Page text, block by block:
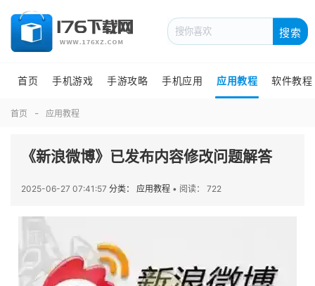
搜索
首页 手机游戏 手游攻略 手机应用 应用教程 软件教程
首页 应用教程
《新浪微博》已发布内容修改问题解答
2025-06-27 07:41:57 分类： 应用教程 • 阅读： 722